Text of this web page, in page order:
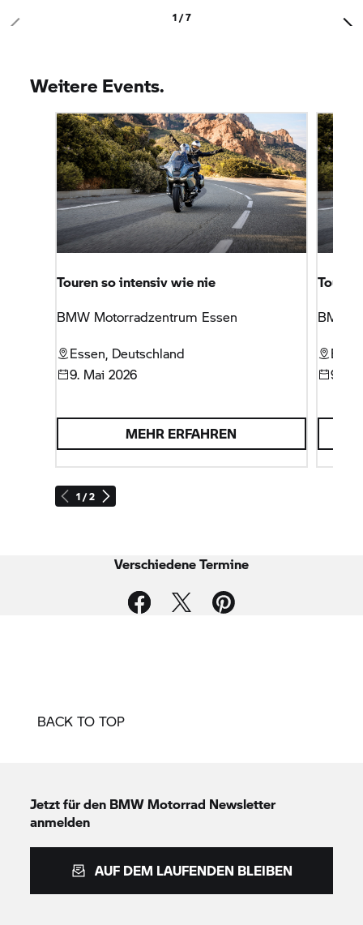
1 / 7
Weitere Events.
1 / 2
Touren so intensiv wie nie
BMW Motorradzentrum Essen
Essen, Deutschland
9. Mai 2026
MEHR ERFAHREN
BMW
9.
Verschiedene Termine
BACK TO TOP
Jetzt für den BMW Motorrad Newsletter
anmelden
AUF DEM LAUFENDEN BLEIBEN